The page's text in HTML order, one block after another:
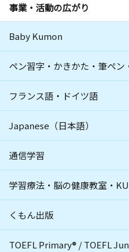
事業・活動の広がり
Baby Kumon
ペン習字・かきかた・筆ペン
フランス語・ドイツ語
Japanese（日本語）
通信学習
学習療法・脳の健康教室・
くもん出版
TOEFL Primary® /TOEFL